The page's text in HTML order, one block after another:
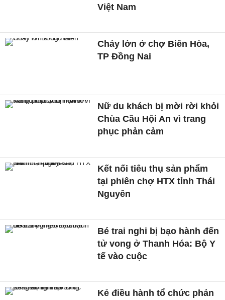
Việt Nam
Cháy lớn ở chợ Biên Hòa,
TP Đồng Nai
Nữ du khách bị mời rời khỏi
Chùa Cầu Hội An vì trang
phục phản cảm
Kết nối tiêu thụ sản phẩm
tại phiên chợ HTX tỉnh Thái
Nguyên
Bé trai nghi bị bạo hành đến
tử vong ở Thanh Hóa: Bộ Y
tế vào cuộc
Kẻ điều hành tổ chức phản